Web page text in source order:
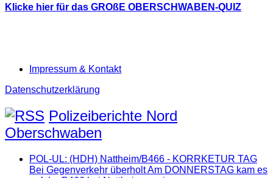
Klicke hier für das GROßE OBERSCHWABEN-QUIZ
Impressum & Kontakt
Datenschutzerklärung
Polizeiberichte Nord
Oberschwaben
POL-UL: (HDH) Nattheim/B466 - KORRKETUR TAG
Bei Gegenverkehr überholt Am DONNERSTAG kam es